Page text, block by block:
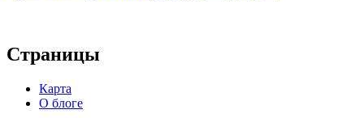
Страницы
Карта
О блоге